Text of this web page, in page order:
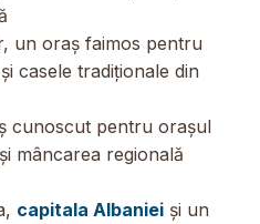
un oraș faimos pentru
casele tradiționale din
cunoscut pentru orașul
mâncarea regională
capitala Albaniei și un